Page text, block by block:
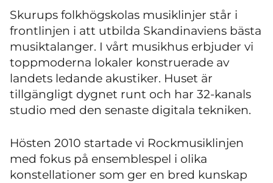
Skurups folkhögskolas musiklinjer står i
frontlinjen i att utbilda Skandinaviens bästa
musiktalanger. I vårt musikhus erbjuder vi
toppmoderna lokaler konstruerade av
landets ledande akustiker. Huset är
tillgängligt dygnet runt och har 32-kanals
studio med den senaste digitala tekniken.
Hösten 2010 startade vi Rockmusiklinjen
med fokus på ensemblespel i olika
konstellationer som ger en bred kunskap